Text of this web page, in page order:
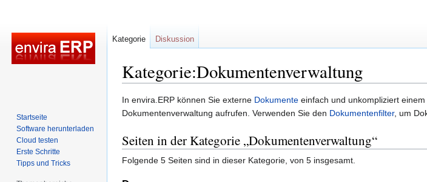
Kategorie:Dokumentenverwaltung
Zur
Navigation
Zur
Suche
In envira.ERP können Sie externe Dokumente einfach und unkompliziert einem
Dokumentenverwaltung aufrufen. Verwenden Sie den Dokumentenfilter, um
Seiten in der Kategorie „Dokumentenverwaltung“
Folgende 5 Seiten sind in dieser Kategorie, von 5 insgesamt.
Kategorie Diskussion
Startseite
Software herunterladen
Cloud testen
Erste Schritte
Tipps und Tricks